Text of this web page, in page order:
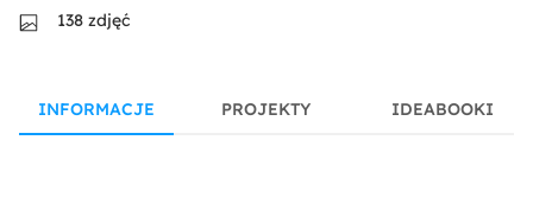
138 zdjęć
INFORMACJE PROJEKTY IDEABOOKI